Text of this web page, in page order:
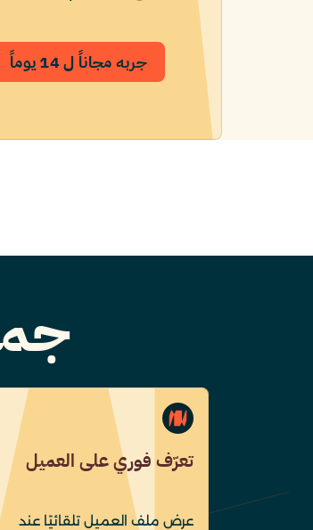
جربه مجاناً ل 14 يوماً
تعرّف فوري على العميل
عرض ملف العميل تلقائيًا عند